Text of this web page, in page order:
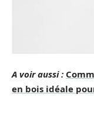
A voir aussi :
en bois idéale